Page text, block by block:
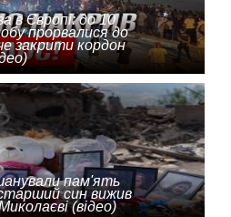
в Європі: до 10
прорвалися до
закрити кордон
пам'ять
син вижив
(відео)